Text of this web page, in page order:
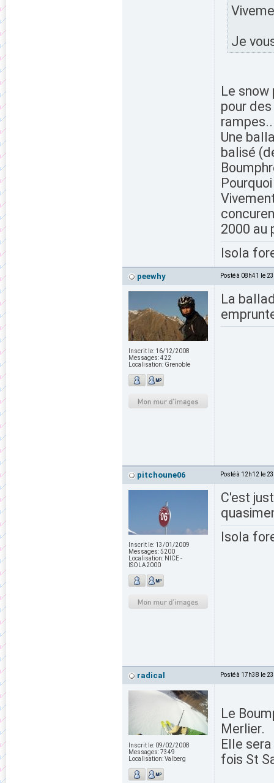
Je
Le
pour
Une
balisé
2000 au
Isola
peewhy Posté à 08h41 le
Inscrit le: 16/12/2008
Messages:422
Localisation: Grenoble
La
pitchoune06 Posté à 12h12 le
Inscrit le: 13/01/2009
Messages:5200
Localisation: NICE -
ISOLA2000
C'est
Isola
radical Posté à 17h38 le
Inscrit le: 09/02/2008
Messages:7349
Localisation:Valberg
Le
Merlier.
Elle
fois St